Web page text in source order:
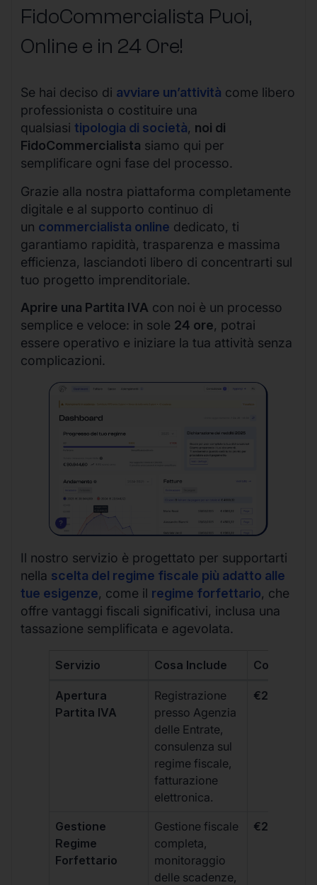
FidoCommercialista Puoi,
Online e in 24 Ore!
Se hai deciso di avviare un’attività come libero
professionista o costituire una
qualsiasi tipologia di società, noi di
FidoCommercialista siamo qui per
semplificare ogni fase del processo.
Grazie alla nostra piattaforma completamente
digitale e al supporto continuo di
un commercialista online dedicato, ti
garantiamo rapidità, trasparenza e massima
efficienza, lasciandoti libero di concentrarti sul
tuo progetto imprenditoriale.
Aprire una Partita IVA con noi è un processo
semplice e veloce: in sole 24 ore, potrai
essere operativo e iniziare la tua attività senza
complicazioni.
Il nostro servizio è progettato per supportarti
nella scelta del regime fiscale più adatto alle
tue esigenze, come il regime forfettario, che
offre vantaggi fiscali significativi, inclusa una
tassazione semplificata e agevolata.
Servizio Cosa Include Costo
Apertura
Partita IVA
Registrazione
presso Agenzia
delle Entrate,
consulenza sul
regime fiscale,
fatturazione
elettronica.
€264 +
Gestione
Regime
Forfettario
Gestione fiscale
completa,
monitoraggio
delle scadenze,
€264 +